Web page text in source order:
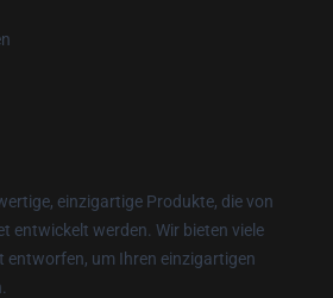
einzigartige Produkte, die von
entwickelt werden. Wir bieten viele
entworfen, um Ihren einzigartigen